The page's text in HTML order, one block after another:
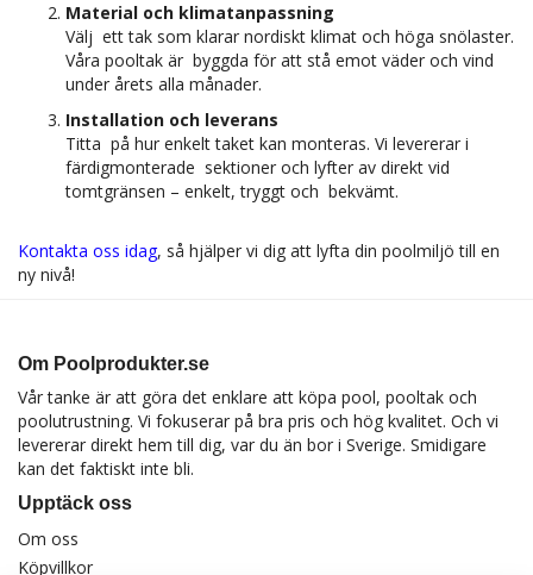
Material och klimatanpassning
Välj ett tak som klarar nordiskt klimat och höga snölaster.
Våra pooltak är byggda för att stå emot väder och vind
under årets alla månader.
Installation och leverans
Titta på hur enkelt taket kan monteras. Vi levererar i
färdigmonterade sektioner och lyfter av direkt vid
tomtgränsen – enkelt, tryggt och bekvämt.
Kontakta oss idag, så hjälper vi dig att lyfta din poolmiljö till en
ny nivå!
Om Poolprodukter.se
Vår tanke är att göra det enklare att köpa pool, pooltak och
poolutrustning. Vi fokuserar på bra pris och hög kvalitet. Och vi
levererar direkt hem till dig, var du än bor i Sverige. Smidigare
kan det faktiskt inte bli.
Upptäck oss
Om oss
Köpvillkor